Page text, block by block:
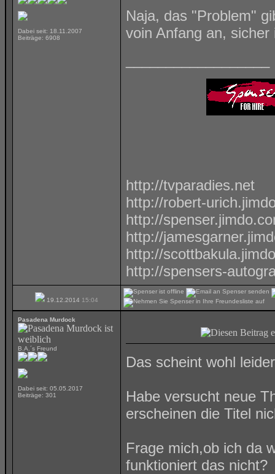
Dabei seit: 18.11.2007
Beiträge: 6908
Naja, das "Problem"
voin Anfang an, sicher
http://tvparadies.net
http://robert-
http://
http://
http://
http://spensers-
19.12.2014 15:04
Pasadena Murdock
B.A.´s Freund
Dabei seit: 05.05.2017
Beiträge: 301
Das scheint wohl
Habe versucht neue
erscheinen die Titel
Frage mich,ob ich da
funktioniert das nicht?